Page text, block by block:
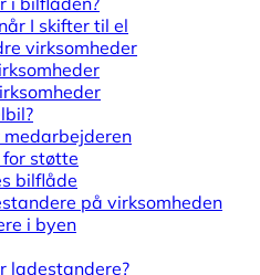
I skifter til el
virksomheder
støtte
bilflåde
på virksomheden
i byen
ladestandere?